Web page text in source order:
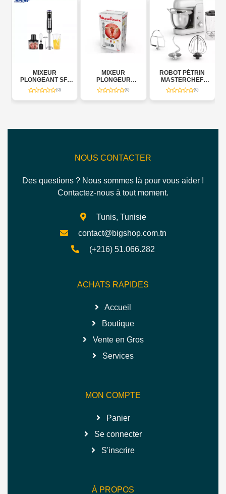
MIXEUR
PLONGEUR
QUICKCHEF
ROBOT PÉTRIN
MASTERCHEF
1100W
ROBOT PÉTRIN
MASTERCHEF
800W BAKE
ESSENTIAL
NOUS CONTACTER
Des questions ? Nous sommes là pour vous aider !
Contactez-nous à tout moment.
Tunis, Tunisie
contact@bigshop.com.tn
(+216) 51.066.282
ACHATS RAPIDES
Accueil
Boutique
Vente en Gros
Services
MON COMPTE
Panier
Se connecter
S'inscrire
À PROPOS